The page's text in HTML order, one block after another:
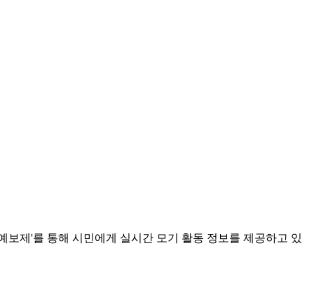
제'를 통해 시민에게 실시간 모기 활동 정보를 제공하고 있